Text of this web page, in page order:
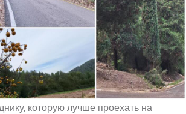
которую лучше проехать на